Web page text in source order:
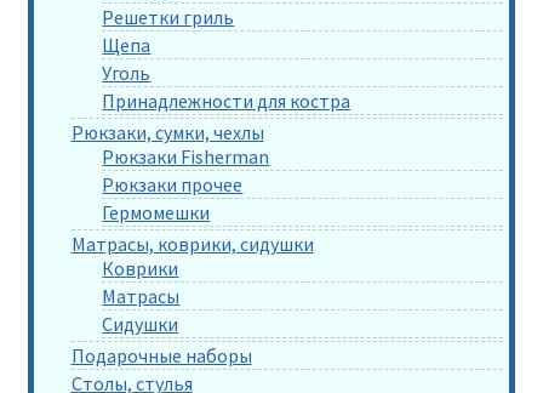
Решетки гриль
Щепа
Уголь
Принадлежности для костра
Рюкзаки, сумки, чехлы
Рюкзаки Fisherman
Рюкзаки прочее
Гермомешки
Матрасы, коврики, сидушки
Коврики
Матрасы
Сидушки
Подарочные наборы
Столы, стулья